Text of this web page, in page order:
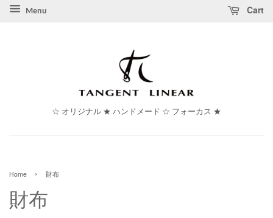
Menu Cart
☆ オリジナル ★ ハンドメード ☆ フォーカス ★
Home › 財布
財布